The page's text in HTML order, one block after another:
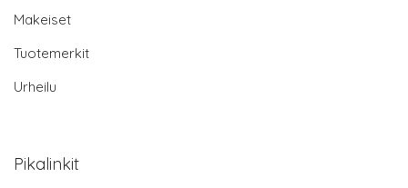
Makeiset
Tuotemerkit
Urheilu
Pikalinkit